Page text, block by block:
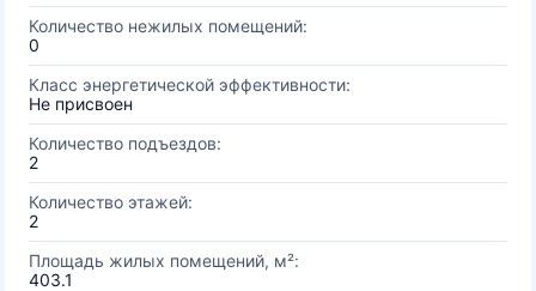
Количество нежилых помещений:
0
Класс энергетической эффективности:
Не присвоен
Количество подъездов:
2
Количество этажей:
2
Площадь жилых помещений, м²:
403.1